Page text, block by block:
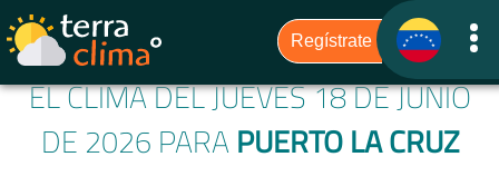
EL CLIMA DEL JUEVES 18 DE JUNIO
DE 2026 PARA PUERTO LA CRUZ